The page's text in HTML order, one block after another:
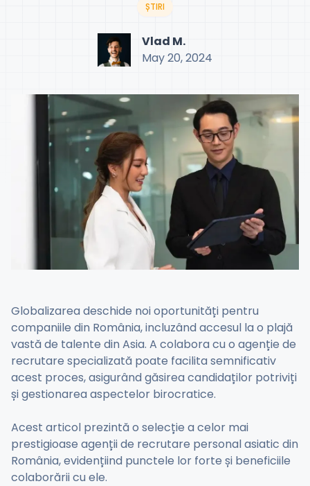
ȘTIRI
Vlad M.
May 20, 2024
Globalizarea deschide noi oportunități pentru
companiile din România, incluzând accesul la o plajă
vastă de talente din Asia. A colabora cu o agenție de
recrutare specializată poate facilita semnificativ
acest proces, asigurând găsirea candidaților potriviți
și gestionarea aspectelor birocratice.
Acest articol prezintă o selecție a celor mai
prestigioase agenții de recrutare personal asiatic din
România, evidențiind punctele lor forte și beneficiile
colaborării cu ele.